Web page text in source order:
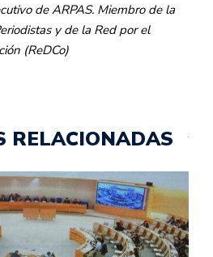
de ARPAS. Miembro de la
y de la Red por el
(ReDCo)
RELACIONADAS